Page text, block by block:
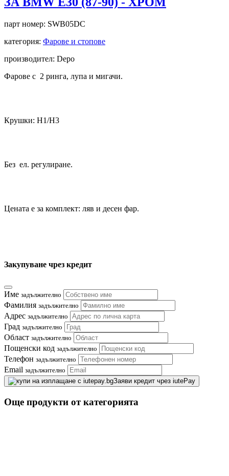
парт номер: SWB05DC
категория: Фарове и стопове
производител: Depo
Фарове с 2 ринга, лупа и мигачи.
Крушки: Н1/Н3
Без ел. регулиране.
Цената е за комплект: ляв и десен фар.
Закупуване чрез кредит
Име задължително
Фамилия задължително
Адрес задължително
Град задължително
Област задължително
Пощенски код задължително
Телефон задължително
Email задължително
Заяви кредит чрез iutePay
Още продукти от категорията